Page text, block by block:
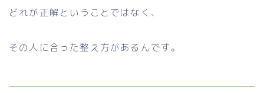
どれが正解ということではなく、
その人に合った整え方があるんです。